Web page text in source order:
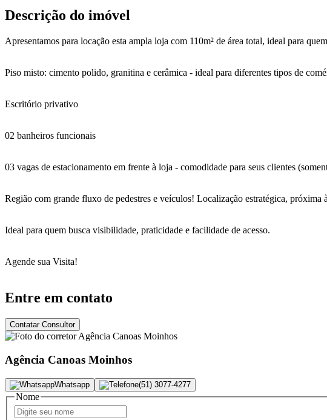
Descrição do imóvel
Apresentamos para locação esta ampla loja com 110m² de área total, ideal para
Piso misto: cimento polido, granitina e cerâmica - ideal para diferentes tipos de
Escritório privativo
02 banheiros funcionais
03 vagas de estacionamento em frente à loja - comodidade para seus clientes
Região com grande fluxo de pedestres e veículos! Localização estratégica, próxima
Ideal para quem busca visibilidade, praticidade e facilidade de acesso.
Agende sua Visita!
Entre em contato
Contatar Consultor
Agência Canoas Moinhos
Whatsapp (51) 3077-4277
Nome